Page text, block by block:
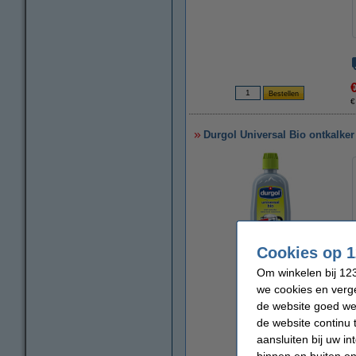
Durgol Universal Bio ontkalker
vergroten
Cookies op
Om winkelen bij
we cookies en
de website goed
de website continu
aansluiten bij uw